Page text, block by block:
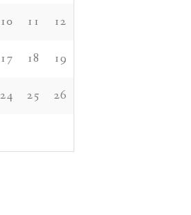
10 11 12
17 18 19
24 25 26